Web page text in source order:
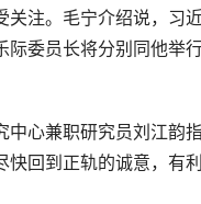
关注。毛宁介绍说，习
际委员长将分别同他举
中心兼职研究员刘江韵
回到正轨的诚意，有